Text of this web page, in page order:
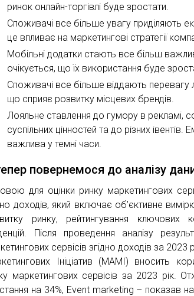
ринок онлайн-торгівлі буде зростати.
Споживачі все більше увагу приділяють
це впливає на маркетингові стратегії
Мобільні додатки стають все більш
очікується, що їх використання буде
Споживачі все більше віддають перевагу
що сприяє розвитку місцевих брендів.
Лояльне ставлення до гумору в рекламі,
суспільних цінностей та до різних
важлива у темні часи.
повернемося до аналізу
для оцінки ринку маркетингових
доходів, який включає об’єктивне
ринку, рейтингування ключових
Після проведення аналізу
сервісів згідно доходів за 2023
Ініціатив (МАМІ) вносить
маркетингових сервісів за 2023 рік.
на 34%, Event marketing – показав